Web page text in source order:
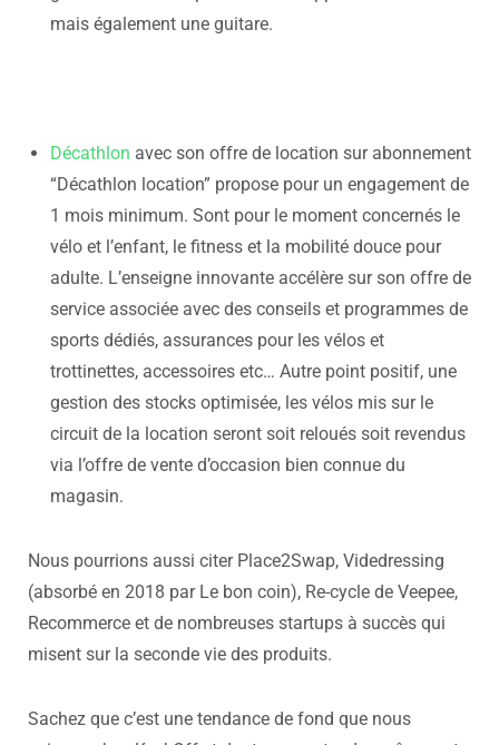
mais également une guitare.
Décathlon avec son offre de location sur abonnement
“Décathlon location” propose pour un engagement de
1 mois minimum. Sont pour le moment concernés le
vélo et l’enfant, le fitness et la mobilité douce pour
adulte. L’enseigne innovante accélère sur son offre de
service associée avec des conseils et programmes de
sports dédiés, assurances pour les vélos et
trottinettes, accessoires etc… Autre point positif, une
gestion des stocks optimisée, les vélos mis sur le
circuit de la location seront soit reloués soit revendus
via l’offre de vente d’occasion bien connue du
magasin.
Nous pourrions aussi citer Place2Swap, Videdressing
(absorbé en 2018 par Le bon coin), Re-cycle de Veepee,
Recommerce et de nombreuses startups à succès qui
misent sur la seconde vie des produits.
Sachez que c’est une tendance de fond que nous